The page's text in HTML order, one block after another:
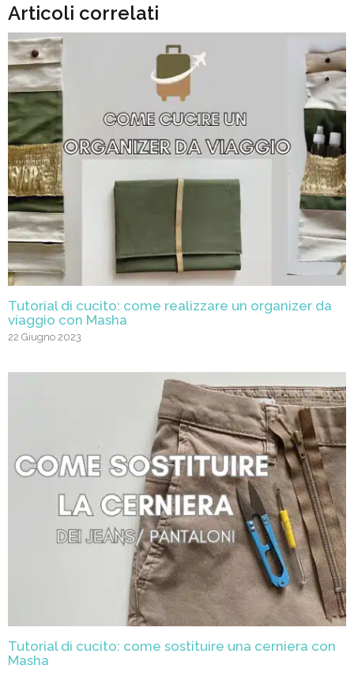
Articoli correlati
Tutorial di cucito: come realizzare un organizer da
viaggio con Masha
22 Giugno 2023
Tutorial di cucito: come sostituire una cerniera con
Masha